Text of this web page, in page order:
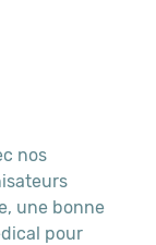
nos
une bonne
pour